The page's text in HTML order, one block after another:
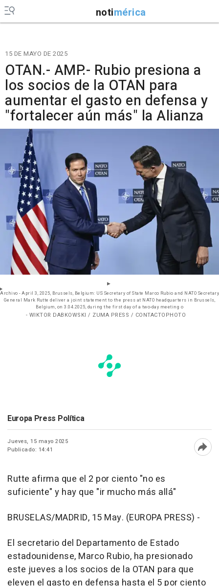
notimérica
15 DE MAYO DE 2025
OTAN.- AMP.- Rubio presiona a
los socios de la OTAN para
aumentar el gasto en defensa y
"fortalecer aún más" la Alianza
Archivo - April 3, 2025, Brussels, Belgium: US Secretary of State Marco Rubio and NATO Secretary
General Mark Rutte deliver a joint statement to the press at NATO headquarters in Brussels,
Belgium, on 3.04.2025, during the first day of a two-day meeting o
- WIKTOR DABKOWSKI / ZUMA PRESS / CONTACTOPHOTO
Europa Press Política
Jueves, 15 mayo 2025
Publicado: 14:41
Rutte afirma que el 2 por ciento "no es
suficiente" y hay que "ir mucho más allá"
BRUSELAS/MADRID, 15 May. (EUROPA PRESS) -
El secretario del Departamento de Estado
estadounidense, Marco Rubio, ha presionado
este jueves a los socios de la OTAN para que
eleven el gasto en defensa hasta el 5 por ciento